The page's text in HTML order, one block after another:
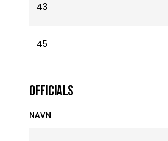
43
45
OFFICIALS
NAVN